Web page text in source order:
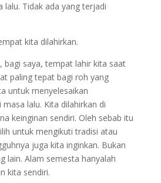
lalu. Tidak ada yang terjadi
kita dilahirkan.
bagi saya, tempat lahir kita saat
paling tepat bagi roh yang
untuk menyelesaikan
lalu. Kita dilahirkan di
keinginan sendiri. Oleh sebab itu
untuk mengikuti tradisi atau
juga kita inginkan. Bukan
lain. Alam semesta hanyalah
kita sendiri.